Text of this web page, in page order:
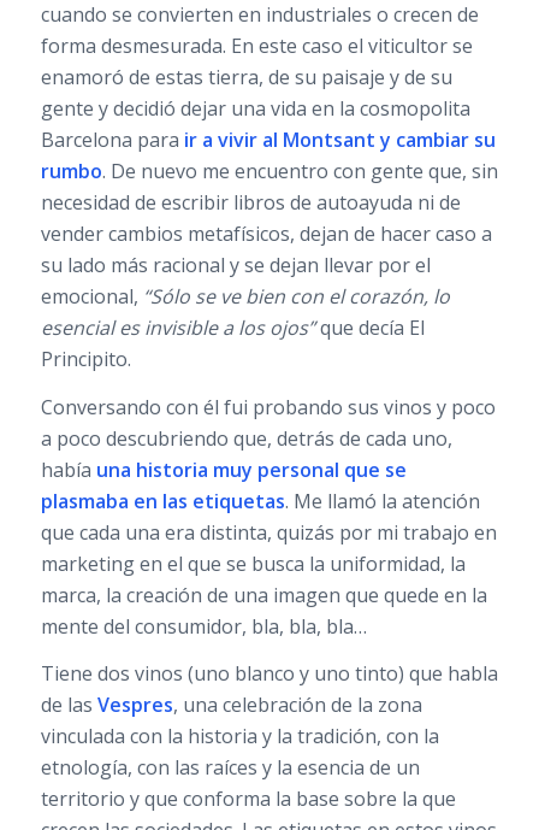
cuando se convierten en industriales o crecen de
forma desmesurada. En este caso el viticultor se
enamoró de estas tierra, de su paisaje y de su
gente y decidió dejar una vida en la cosmopolita
Barcelona para ir a vivir al Montsanty cambiar su
rumbo. De nuevo me encuentro con gente que, sin
necesidad de escribir libros de autoayuda ni de
vender cambios metafísicos, dejan de hacer caso a
su lado más racional y se dejan llevar por el
emocional, “Sólo se ve bien con el corazón, lo
esencial es invisible a los ojos”que decía El
Principito.
Conversando con él fui probando sus vinos y poco
a poco descubriendo que, detrás de cada uno,
había una historia muy personal que se
plasmaba en las etiquetas. Me llamó la atención
que cada una era distinta, quizás por mi trabajo en
marketing en el que se busca la uniformidad, la
marca, la creación de una imagen que quede en la
mente del consumidor, bla, bla, bla…
Tiene dos vinos (uno blanco y uno tinto) que habla
de las Vespres, una celebración de la zona
vinculada con la historia y la tradición, con la
etnología, con las raíces y la esencia de un
territorio y que conforma la base sobre la que